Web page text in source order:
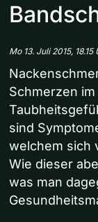
Mo 13. Juli 2015, 18.15
Schmerzen
sind
welchem sich
Wie dieser
was man